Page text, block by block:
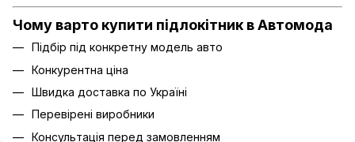
Чому варто купити підлокітник в Автомода
Підбір під конкретну модель авто
Конкурентна ціна
Швидка доставка по Україні
Перевірені виробники
Консультація перед замовленням